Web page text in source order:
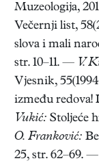
Muzeologija,
Večernji list,
slova i mali
str. 10–11. — V.
Vjesnik,
između redova!
Vukić: Stoljeće
O. Franković:
25, str. 62–69.